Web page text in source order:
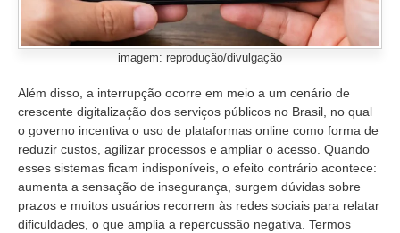
imagem: reprodução/divulgação
Além disso, a interrupção ocorre em meio a um cenário de
crescente digitalização dos serviços públicos no Brasil, no qual
o governo incentiva o uso de plataformas online como forma de
reduzir custos, agilizar processos e ampliar o acesso. Quando
esses sistemas ficam indisponíveis, o efeito contrário acontece:
aumenta a sensação de insegurança, surgem dúvidas sobre
prazos e muitos usuários recorrem às redes sociais para relatar
dificuldades, o que amplia a repercussão negativa. Termos